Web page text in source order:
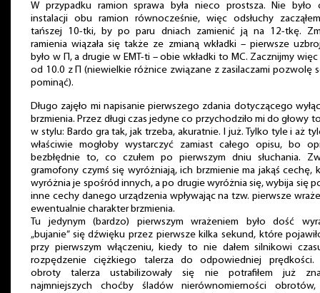
W przypadku ramion sprawa była nieco prostsza. Nie było
instalacji obu ramion równocześnie, więc odsłuchy
tańszej 10-tki, by po paru dniach zamienić ją na 12-tkę.
ramienia wiązała się także ze zmianą wkładki – pierwsze
było w Π, a drugie w EMT-ti – obie wkładki to MC. Zacznijmy
od 10.0 z Π (niewielkie różnice związane z zasilaczami pozwolę
pominąć).
Długo zajęło mi napisanie pierwszego zdania dotyczącego
brzmienia. Przez długi czas jedyne co przychodziło mi do głowy
w stylu: Bardo gra tak, jak trzeba, akuratnie. I już. Tylko tyle i aż
właściwie mogłoby wystarczyć zamiast całego opisu, bo
bezbłędnie to, co czułem po pierwszym dniu słuchania.
gramofony czymś się wyróżniają, ich brzmienie ma jakąś cechę,
wyróżnia je spośród innych, a po drugie wyróżnia się, wybija się
inne cechy danego urządzenia wpływając na tzw. pierwsze
ewentualnie charakter brzmienia.
Tu jedynym (bardzo) pierwszym wrażeniem było dość
„bujanie” się dźwięku przez pierwsze kilka sekund, które
przy pierwszym włączeniu, kiedy to nie dałem silnikowi
rozpędzenie ciężkiego talerza do odpowiedniej prędkości.
obroty talerza ustabilizowały się nie potrafiłem już
najmniejszych choćby śladów nierównomierności